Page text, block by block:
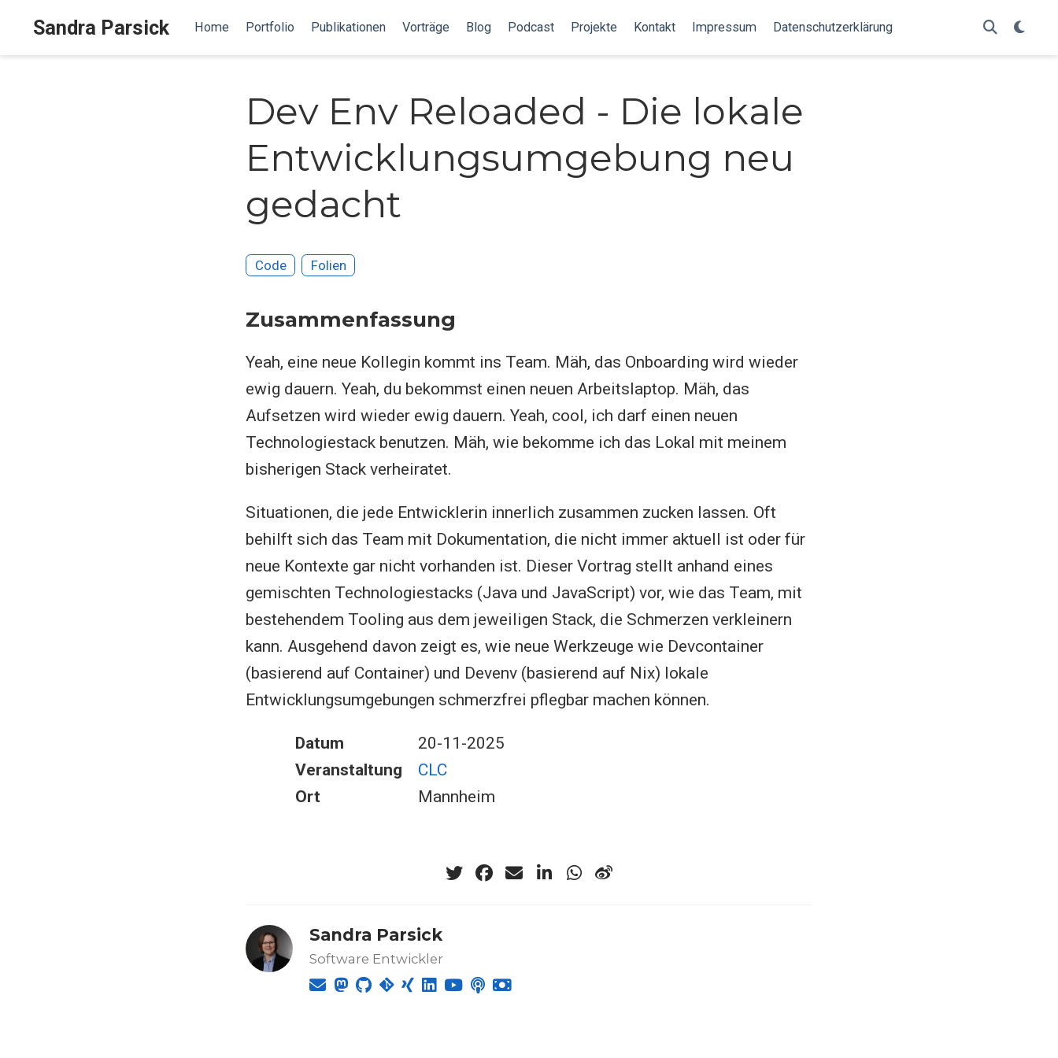
Sandra Parsick Home Portfolio Publikationen Vorträge Blog Podcast Projekte Kontakt Impressum Datenschutzerklärung
Dev Env Reloaded - Die lokale
Entwicklungsumgebung neu
gedacht
Code Folien
Zusammenfassung
Yeah, eine neue Kollegin kommt ins Team. Mäh, das Onboarding wird wieder
ewig dauern. Yeah, du bekommst einen neuen Arbeitslaptop. Mäh, das
Aufsetzen wird wieder ewig dauern. Yeah, cool, ich darf einen neuen
Technologiestack benutzen. Mäh, wie bekomme ich das Lokal mit meinem
bisherigen Stack verheiratet.
Situationen, die jede Entwicklerin innerlich zusammen zucken lassen. Oft
behilft sich das Team mit Dokumentation, die nicht immer aktuell ist oder für
neue Kontexte gar nicht vorhanden ist. Dieser Vortrag stellt anhand eines
gemischten Technologiestacks (Java und JavaScript) vor, wie das Team, mit
bestehendem Tooling aus dem jeweiligen Stack, die Schmerzen verkleinern
kann. Ausgehend davon zeigt es, wie neue Werkzeuge wie Devcontainer
(basierend auf Container) und Devenv (basierend auf Nix) lokale
Entwicklungsumgebungen schmerzfrei pflegbar machen können.
Datum
20-11-2025
Veranstaltung
CLC
Ort
Mannheim
Sandra Parsick
Software Entwickler